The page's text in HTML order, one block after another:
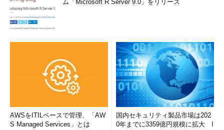
ム「Microsoft R Server 9.0」をリリース
AWSをITILベースで管理、「AW
S Managed Services」とは
国内セキュリティ製品市場は202
0年までに3359億円規模に拡大 I